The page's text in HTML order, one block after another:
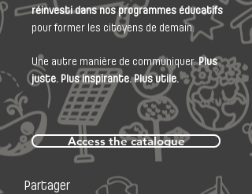
réinvesti dans nos programmes éducatifs
pour former les citoyens de demain.
Une autre manière de communiquer.Plus
juste. Plus inspirante. Plus utile.
Access the catalogue
Partager